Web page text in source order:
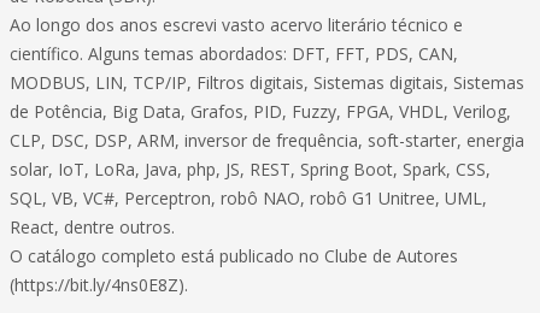
Ao longo dos anos escrevi vasto acervo literário técnico e
científico. Alguns temas abordados: DFT, FFT, PDS, CAN,
MODBUS, LIN, TCP/IP, Filtros digitais, Sistemas digitais, Sistemas
de Potência, Big Data, Grafos, PID, Fuzzy, FPGA, VHDL, Verilog,
CLP, DSC, DSP, ARM, inversor de frequência, soft-starter, energia
solar, IoT, LoRa, Java, php, JS, REST, Spring Boot, Spark, CSS,
SQL, VB, VC#, Perceptron, robô NAO, robô G1 Unitree, UML,
React, dentre outros.
O catálogo completo está publicado no Clube de Autores
(https://bit.ly/4ns0E8Z).